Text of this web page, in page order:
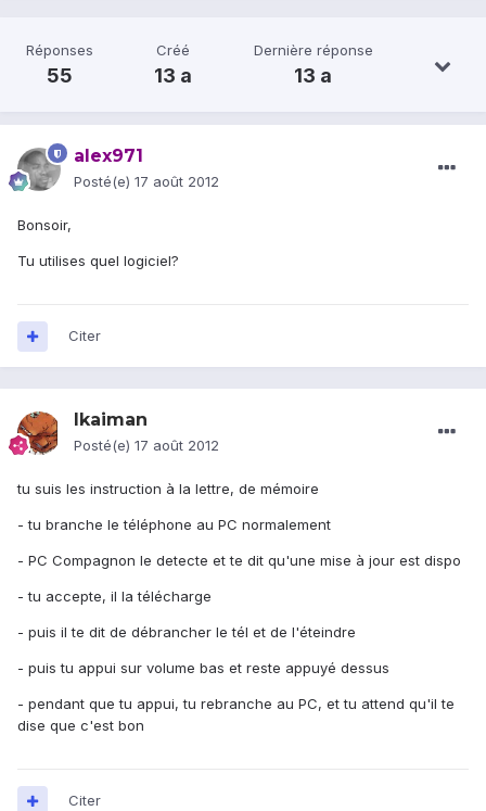
Réponses
55
Créé
13 a
Dernière réponse
13 a
alex971
Posté(e) 17 août 2012
Bonsoir,
Tu utilises quel logiciel?
Citer
lkaiman
Posté(e) 17 août 2012
tu suis les instruction à la lettre, de mémoire
- tu branche le téléphone au PC normalement
- PC Compagnon le detecte et te dit qu'une mise à jour est dispo
- tu accepte, il la télécharge
- puis il te dit de débrancher le tél et de l'éteindre
- puis tu appui sur volume bas et reste appuyé dessus
- pendant que tu appui, tu rebranche au PC, et tu attend qu'il te
dise que c'est bon
Citer